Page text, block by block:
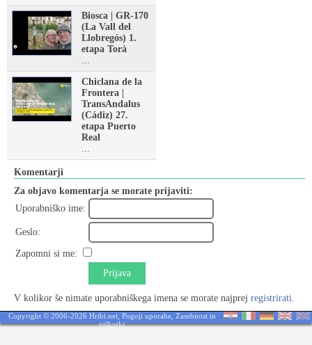
Biosca | GR-170
(La Vall del
Llobregós) 1.
etapa Torà
...
Chiclana de la
Frontera |
TransAndalus
(Cádiz) 27.
etapa Puerto
Real
...
Komentarji
Za objavo komentarja se morate prijaviti:
Uporabniško ime:
Geslo:
Zapomni si me:
Prijava
V kolikor še nimate uporabniškega imena se morate najprej registrirati.
Copyright © 2006-2026 Hribi.net, Pogoji uporabe, Zasebnost in
piškotki